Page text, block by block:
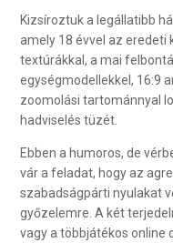
Kizsíroztuk a legállatibb
amely 18 évvel az
textúrákkal, a mai
egységmodellekkel, 16:9
zoomolási tartománnyal
hadviselés tüzét.
Ebben a humoros, de
vár a feladat, hogy az
szabadságpárti nyulakat
győzelemre. A két
vagy a többjátékos online